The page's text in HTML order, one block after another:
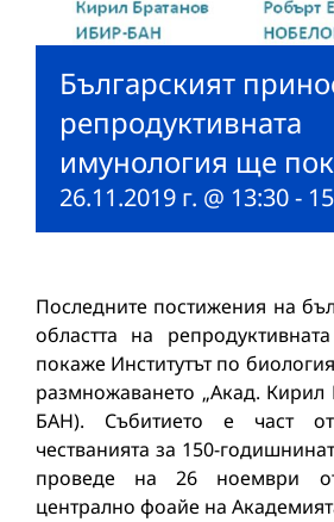
Българският
репродуктивната
имунология ще
26.11.2019 г. @ 13:30-
Последните постижения на
областта на
покаже Институтът по
размножаването „Акад. Кирил
БАН). Събитието е част
честванията за 150-
проведе на 26 ноември
централно фоайе на